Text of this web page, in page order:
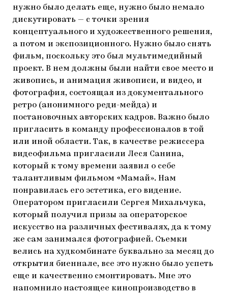
нужно было делать еще, нужно было немало
дискутировать — с точки зрения
концептуального и художественного решения,
а потом и экспозиционного. Нужно было снять
фильм, поскольку это был мультимедийный
проект. В нем должны были найти свое место и
живопись, и анимация живописи, и видео, и
фотография, состоящая из документального
ретро (анонимного реди-мейда) и
постановочных авторских кадров. Важно было
пригласить в команду профессионалов в той
или иной области. Так, в качестве режиссера
видеофильма пригласили Леся Санина,
который к тому времени заявил о себе
талантливым фильмом «Мамай». Нам
понравилась его эстетика, его видение.
Оператором пригласили Сергея Михальчука,
который получил призы за операторское
искусство на различных фестивалях, да к тому
же сам занимался фотографией. Съемки
велись на худкомбинате буквально за месяц до
открытия биеннале, все это нужно было успеть
еще и качественно смонтировать. Мне это
напомнило настоящее кинопроизводство в